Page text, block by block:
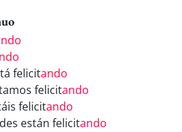
felicitando
felicitando
felicitando
están felicitando